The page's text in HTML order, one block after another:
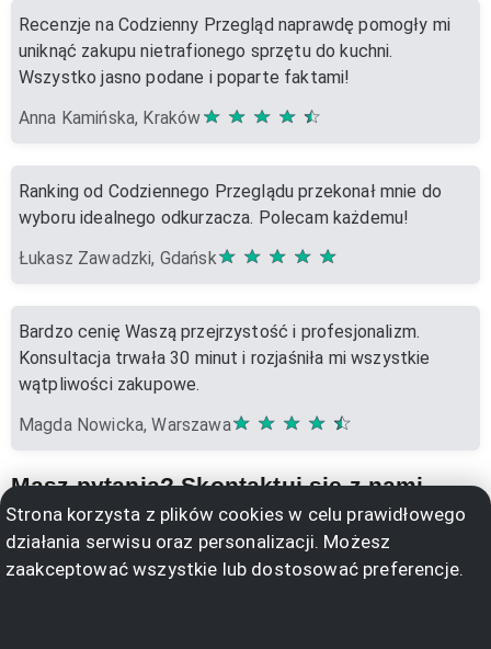
Recenzje na Codzienny Przegląd naprawdę pomogły mi
uniknąć zakupu nietrafionego sprzętu do kuchni.
Wszystko jasno podane i poparte faktami!
Anna Kamińska, Kraków
Ranking od Codziennego Przeglądu przekonał mnie do
wyboru idealnego odkurzacza. Polecam każdemu!
Łukasz Zawadzki, Gdańsk
Bardzo cenię Waszą przejrzystość i profesjonalizm.
Konsultacja trwała 30 minut i rozjaśniła mi wszystkie
wątpliwości zakupowe.
Magda Nowicka, Warszawa
Masz pytania? Skontaktuj się z nami
ul. Grochowska 312, 03-839 Warszawa, Polska
+48 22 398 56 34
Strona korzysta z plików cookies w celu prawidłowego
działania serwisu oraz personalizacji. Możesz
zaakceptować wszystkie lub dostosować preferencje.